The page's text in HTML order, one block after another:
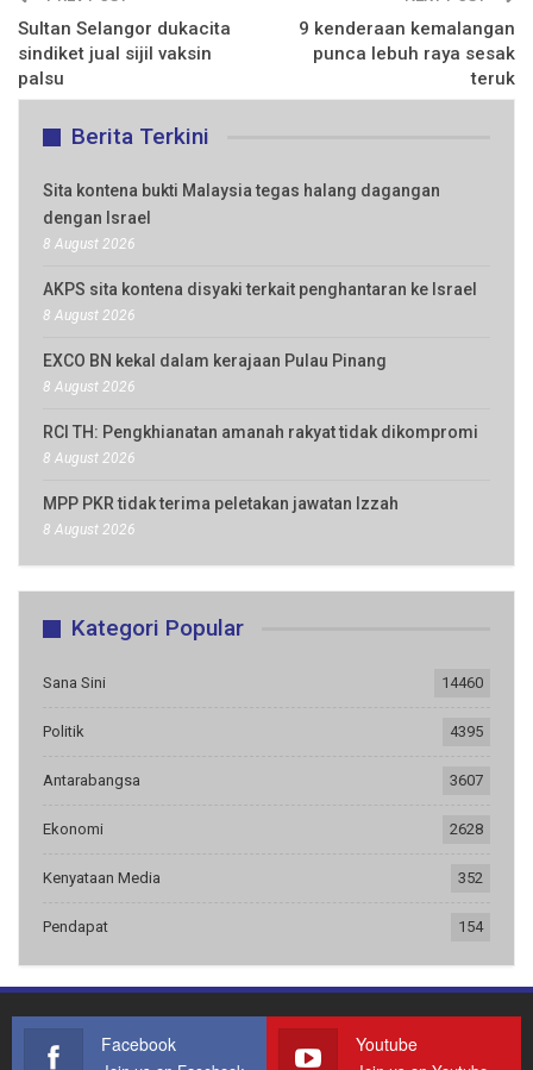
Sultan Selangor dukacita
sindiket jual sijil vaksin
palsu
9 kenderaan kemalangan
punca lebuh raya sesak
teruk
Berita Terkini
Sita kontena bukti Malaysia tegas halang dagangan
dengan Israel
8 August 2026
AKPS sita kontena disyaki terkait penghantaran ke Israel
8 August 2026
EXCO BN kekal dalam kerajaan Pulau Pinang
8 August 2026
RCI TH: Pengkhianatan amanah rakyat tidak dikompromi
8 August 2026
MPP PKR tidak terima peletakan jawatan Izzah
8 August 2026
Kategori Popular
Sana Sini 14460
Politik 4395
Antarabangsa 3607
Ekonomi 2628
Kenyataan Media 352
Pendapat 154
Facebook Youtube